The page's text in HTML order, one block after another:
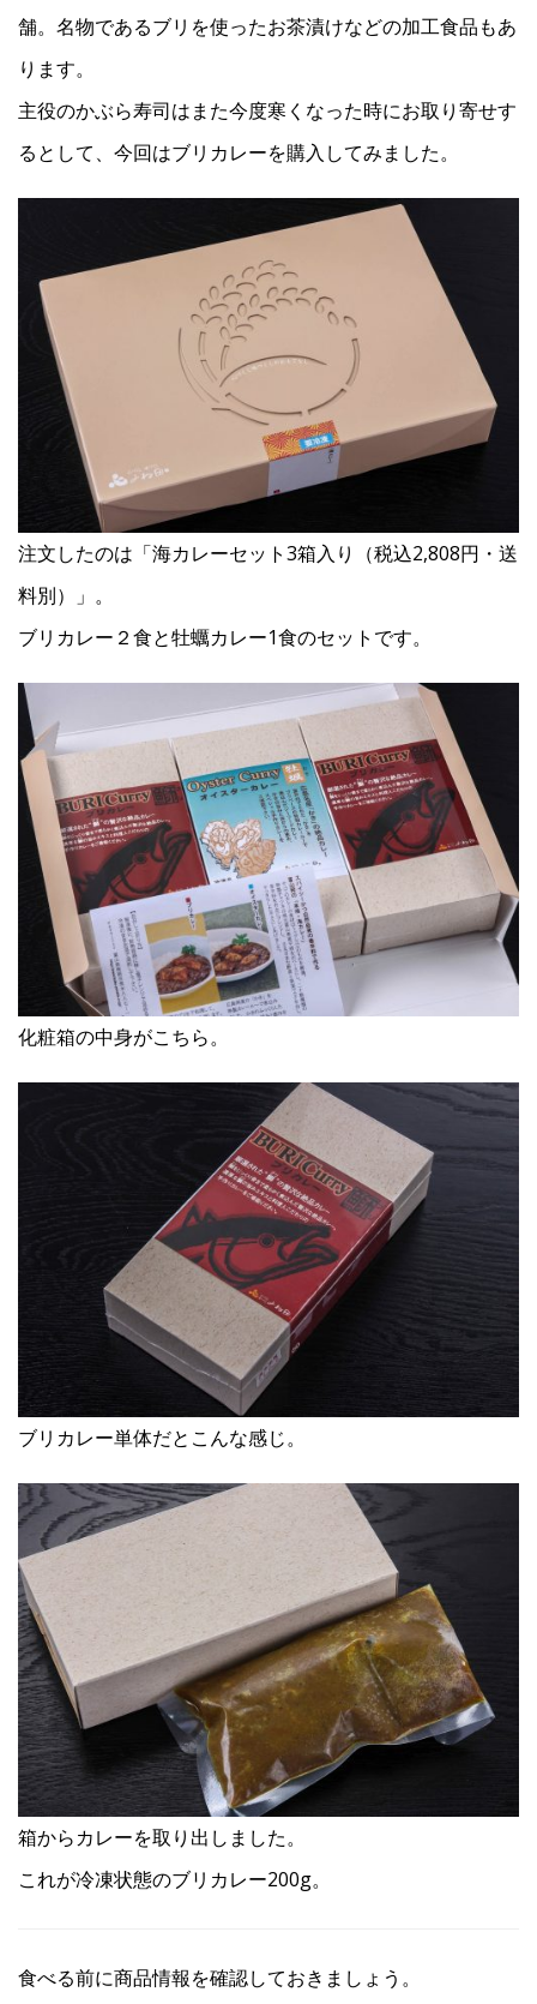
舗。名物であるブリを使ったお茶漬けなどの加工食品もあ
ります。
主役のかぶら寿司はまた今度寒くなった時にお取り寄せす
るとして、今回はブリカレーを購入してみました。
注文したのは「海カレーセット3箱入り（税込2,808円・送
料別）」。
ブリカレー２食と牡蠣カレー1食のセットです。
化粧箱の中身がこちら。
ブリカレー単体だとこんな感じ。
箱からカレーを取り出しました。
これが冷凍状態のブリカレー200g。
食べる前に商品情報を確認しておきましょう。